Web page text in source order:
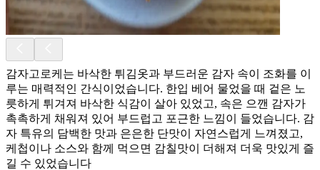
감자고로케는 바삭한 튀김옷과 부드러운 감자 속이 조화를 이
루는 매력적인 간식이었습니다. 한입 베어 물었을 때 겉은 노
릇하게 튀겨져 바삭한 식감이 살아 있었고, 속은 으깬 감자가
촉촉하게 채워져 있어 부드럽고 포근한 느낌이 들었습니다. 감
자 특유의 담백한 맛과 은은한 단맛이 자연스럽게 느껴졌고,
케첩이나 소스와 함께 먹으면 감칠맛이 더해져 더욱 맛있게 즐
길 수 있었습니다